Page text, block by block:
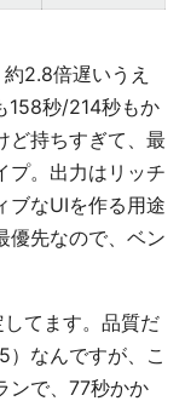
2.8倍遅いうえ
158秒/214秒もか
ど持ちすぎて、最
プ。出力はリッチ
ブなUIを作る用途
優先なので、ベン
てます。品質だ
なんですが、こ
ンで、77秒かか